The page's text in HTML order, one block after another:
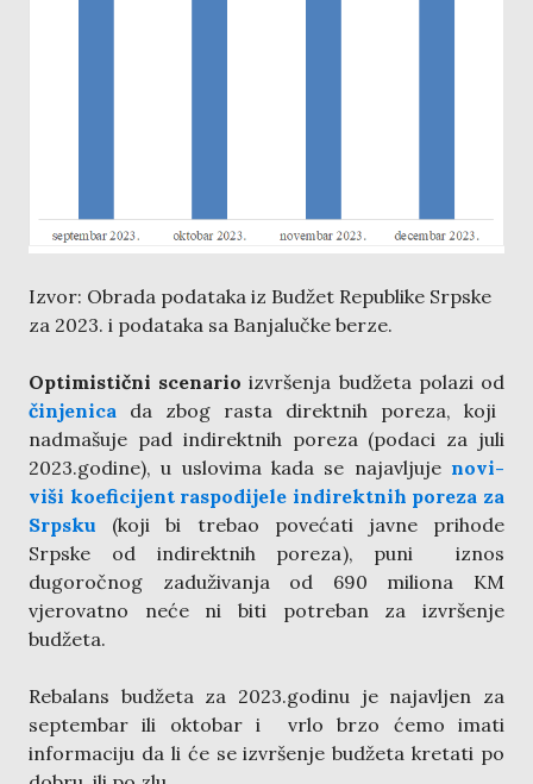
Izvor: Obrada podataka iz Budžet Republike Srpske
za 2023. i podataka sa Banjalučke berze.
Optimistični scenario izvršenja budžeta polazi od
činjenica da zbog rasta direktnih poreza, koji
nadmašuje pad indirektnih poreza (podaci za juli
2023.godine), u uslovima kada se najavljuje novi-
viši koeficijent raspodijele indirektnih poreza za
Srpsku (koji bi trebao povećati javne prihode
Srpske od indirektnih poreza), puni iznos
dugoročnog zaduživanja od 690 miliona KM
vjerovatno neće ni biti potreban za izvršenje
budžeta.
Rebalans budžeta za 2023.godinu je najavljen za
septembar ili oktobar i vrlo brzo ćemo imati
informaciju da li će se izvršenje budžeta kretati po